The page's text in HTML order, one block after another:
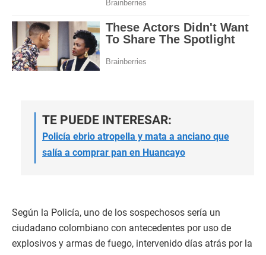
TE PUEDE INTERESAR:
Policía ebrio atropella y mata a anciano que
salía a comprar pan en Huancayo
Según la Policía, uno de los sospechosos sería un
ciudadano colombiano con antecedentes por uso de
explosivos y armas de fuego, intervenido días atrás por la